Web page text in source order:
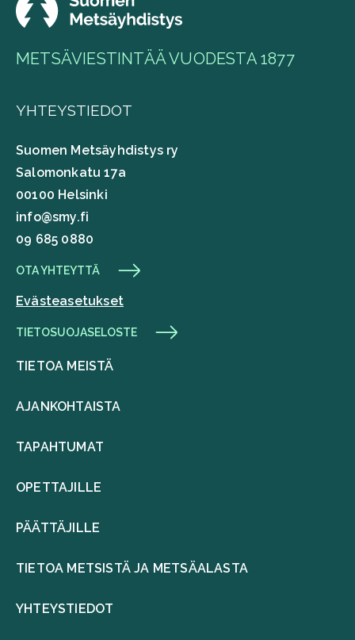
METSÄVIESTINTÄÄ VUODESTA 1877
YHTEYSTIEDOT
Suomen Metsäyhdistys ry
Salomonkatu 17a
00100 Helsinki
info@smy.fi
09 685 0880
OTA YHTEYTTÄ
Evästeasetukset
TIETOSUOJASELOSTE
TIETOA MEISTÄ
AJANKOHTAISTA
TAPAHTUMAT
OPETTAJILLE
PÄÄTTÄJILLE
TIETOA METSISTÄ JA METSÄALASTA
YHTEYSTIEDOT